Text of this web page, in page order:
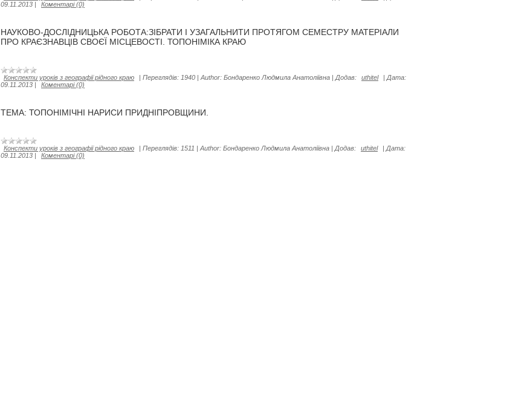
09.11.2013 | Коментарі (0)
НАУКОВО-ДОСЛІДНИЦЬКА РОБОТА:ЗІБРАТИ І УЗАГАЛЬНИТИ ПРОТЯГОМ СЕМЕСТРУ МАТЕРІАЛИ
ПРО КРАЄЗНАВЦІВ СВОЄЇ МІСЦЕВОСТІ. ТОПОНІМІКА КРАЮ
Конспекти уроків з географії рідного краю | Переглядів: 1940 | Author: Бондаренко Людмила Анатоліївна | Додав: uthitel | Дата:
09.11.2013 | Коментарі (0)
ТЕМА: ТОПОНІМІЧНІ НАРИСИ ПРИДНІПРОВЩИНИ.
Конспекти уроків з географії рідного краю | Переглядів: 1511 | Author: Бондаренко Людмила Анатоліївна | Додав: uthitel | Дата:
09.11.2013 | Коментарі (0)